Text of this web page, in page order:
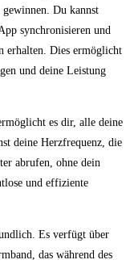
Du kannst
synchronisieren und
erhalten. Dies ermöglicht
und deine Leistung
es dir, alle deine
deine Herzfrequenz, die
abrufen, ohne dein
und effiziente
Es verfügt über
das während des